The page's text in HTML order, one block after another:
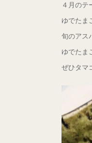
４月のテ
ゆでたま
旬のアス
ゆでたま
ぜひタマ